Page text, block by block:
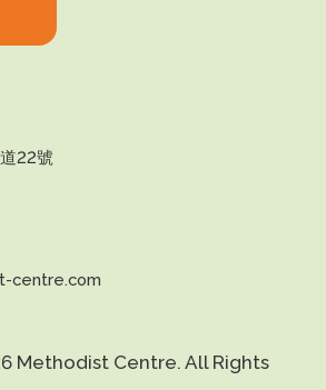
22號
centre.com
Methodist Centre. All Rights